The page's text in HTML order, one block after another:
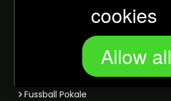
cookies
Allow all
Beliebte Sportpreise
Fussball Pokale